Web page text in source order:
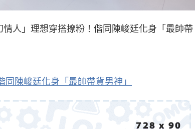
人」理想穿搭撩粉！偕同陳峻廷化身「最帥帶
陳峻廷化身「最帥帶貨男神」